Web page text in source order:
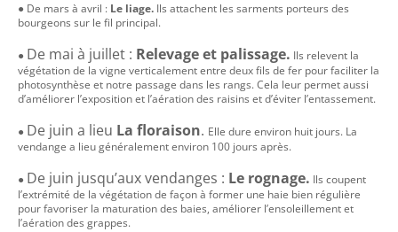
● De mars à avril : Le liage. Ils attachent les sarments porteurs des
bourgeons sur le fil principal.
● De mai à juillet : Relevage et palissage. Ils relevent la
végétation de la vigne verticalement entre deux fils de fer pour faciliter la
photosynthèse et notre passage dans les rangs. Cela leur permet aussi
d’améliorer l’exposition et l’aération des raisins et d’éviter l’entassement.
● De juin a lieu La floraison. Elle dure environ huit jours. La
vendange a lieu généralement environ 100 jours après.
● De juin jusqu’aux vendanges : Le rognage. Ils coupent
l’extrémité de la végétation de façon à former une haie bien régulière
pour favoriser la maturation des baies, améliorer l’ensoleillement et
l’aération des grappes.